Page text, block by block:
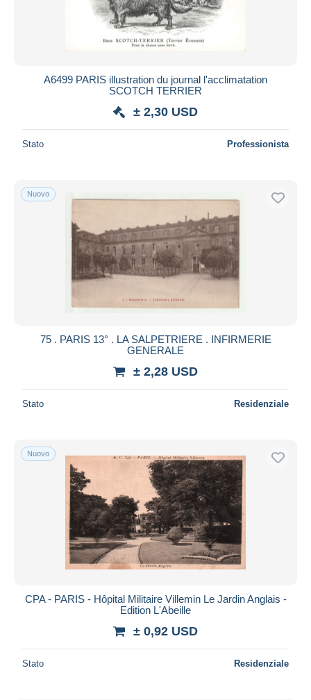
A6499 PARIS illustration du journal l'acclimatation
SCOTCH TERRIER
± 2,30 USD
Stato Professionista
Nuovo
75 . PARIS 13° . LA SALPETRIERE . INFIRMERIE
GENERALE
± 2,28 USD
Stato Residenziale
Nuovo
CPA - PARIS - Hôpital Militaire Villemin Le Jardin Anglais -
Edition L'Abeille
± 0,92 USD
Stato Residenziale